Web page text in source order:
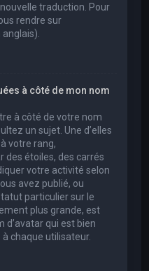
traduction. Pour
rendre sur
à côté de mon nom
à côté de votre nom
un sujet. Une d’elles
votre rang,
des étoiles, des carrés
votre activité selon
avez publié, ou
particulier sur le
plus grande, est
d’avatar qui est bien
chaque utilisateur.